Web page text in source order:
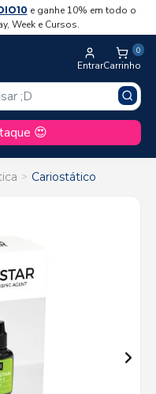
e ganhe 10% em todo o
Week e Cursos.
Entrar
0
Carrinho
😍
Cariostático